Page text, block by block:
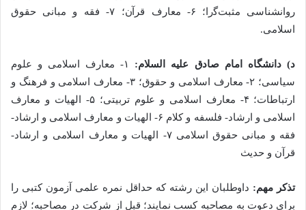
روانشناسی مثبتﮔرا؛ ۶- معارف قرآن؛ ۷- فقه و مبانی حقوق
اسلامی.
د) دانشگاه امام صادق علیه السلام:
۱- معارف اسلامی و علوم
سیاسی؛ ۲- معارف اسلامی و حقوق؛ ۳- معارف اسلامی و فرهنگ و
ارتباطات؛ ۴- معارف اسلامی و علوم تربیتی؛ ۵- الهیات و معارف
اسلامی و ارشاد- فلسفه و کلام ۶- الهیات و معارف اسلامی و ارشاد-
فقه و مبانی حقوق اسلامی ۷- الهیات و معارف اسلامی و ارشاد-
قرآن و حدیث
تذکر مهم: داوطلبان این رشته که حداقل نمره علمی آزمون کتبی را
برای دعوت به مصاحبه کسب نمایند؛ قبل از شرکت در مصاحبه؛ ﻻزم